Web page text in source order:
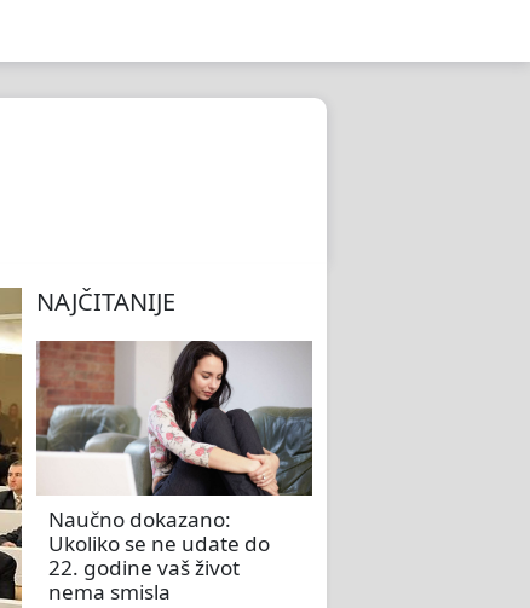
NAJČITANIJE
Naučno dokazano:
Ukoliko se ne udate do
22. godine vaš život
nema smisla